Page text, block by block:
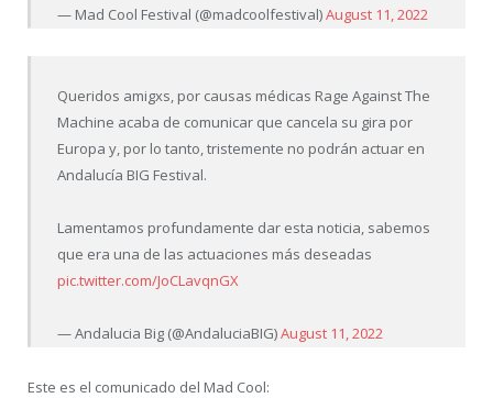
— Mad Cool Festival (@madcoolfestival)August 11, 2022
Queridos amigxs, por causas médicas Rage Against The
Machine acaba de comunicar que cancela su gira por
Europa y, por lo tanto, tristemente no podrán actuar en
Andalucía BIG Festival.
Lamentamos profundamente dar esta noticia, sabemos
que era una de las actuaciones más deseadas
pic.twitter.com/JoCLavqnGX
— Andalucia Big (@AndaluciaBIG)August 11, 2022
Este es el comunicado del Mad Cool: